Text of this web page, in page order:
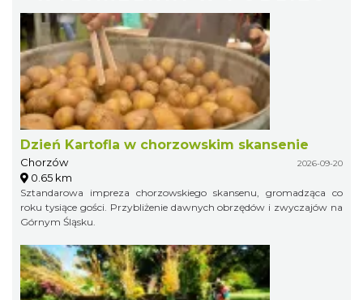
Dzień Kartofla w chorzowskim skansenie
Chorzów 2026-09-20
0.65 km
Sztandarowa impreza chorzowskiego skansenu, gromadząca co
roku tysiące gości. Przybliżenie dawnych obrzędów i zwyczajów na
Górnym Śląsku.